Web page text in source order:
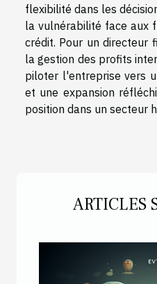
flexibilité dans les
la vulnérabilité face aux
crédit. Pour un directeur
la gestion des profits
piloter l'entreprise vers
et une expansion
position dans un secteur
ARTICLES